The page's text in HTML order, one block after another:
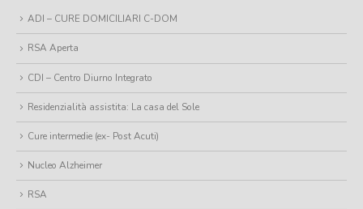
ADI – CURE DOMICILIARI C-DOM
RSA Aperta
CDI – Centro Diurno Integrato
Residenzialità assistita: La casa del Sole
Cure intermedie (ex- Post Acuti)
Nucleo Alzheimer
RSA